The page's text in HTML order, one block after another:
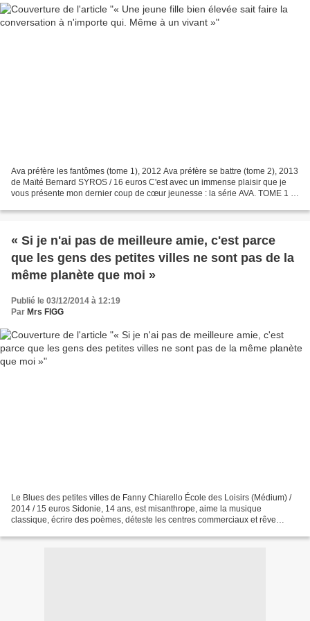
Ava préfère les fantômes (tome 1), 2012 Ava préfère se battre (tome 2), 2013
de Maïté Bernard SYROS / 16 euros C'est avec un immense plaisir que je
vous présente mon dernier coup de cœur jeunesse : la série AVA. TOME 1 :
« Si je n'ai pas de meilleure amie, c'est parce
que les gens des petites villes ne sont pas de la
même planète que moi »
Publié le 03/12/2014 à 12:19
Par Mrs FIGG
Le Blues des petites villes de Fanny Chiarello École des Loisirs (Médium) /
2014 / 15 euros Sidonie, 14 ans, est misanthrope, aime la musique
classique, écrire des poèmes, déteste les centres commerciaux et rêve